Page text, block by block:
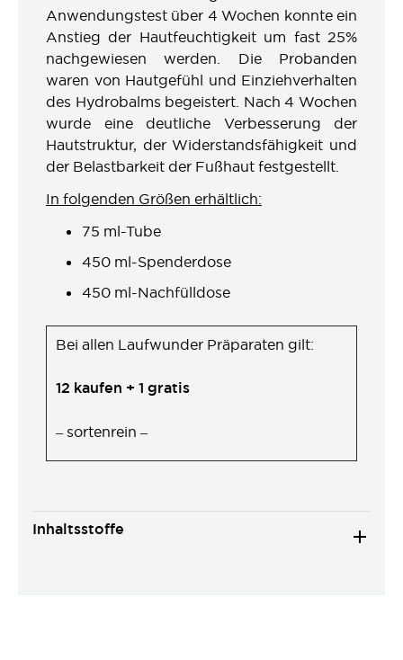
Anwendungstest über 4 Wochen konnte ein
Anstieg der Hautfeuchtigkeit um fast 25%
nachgewiesen werden. Die Probanden
waren von Hautgefühl und Einziehverhalten
des Hydrobalms begeistert. Nach 4 Wochen
wurde eine deutliche Verbesserung der
Hautstruktur, der Widerstandsfähigkeit und
der Belastbarkeit der Fußhaut festgestellt.
In folgenden Größen erhältlich:
75 ml-Tube
450 ml-Spenderdose
450 ml-Nachfülldose
Bei allen Laufwunder Präparaten gilt:
12 kaufen + 1 gratis
– sortenrein –
Inhaltsstoffe